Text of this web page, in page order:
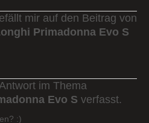
auf den Beitrag von
Primadonna Evo S
im Thema
Evo S verfasst.
:)